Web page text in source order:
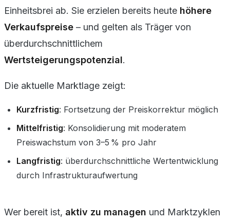
Einheitsbrei ab. Sie erzielen bereits heute höhere
Verkaufspreise – und gelten als Träger von
überdurchschnittlichem
Wertsteigerungspotenzial.
Die aktuelle Marktlage zeigt:
Kurzfristig: Fortsetzung der Preiskorrektur möglich
Mittelfristig: Konsolidierung mit moderatem
Preiswachstum von 3–5 % pro Jahr
Langfristig: überdurchschnittliche Wertentwicklung
durch Infrastrukturaufwertung
Wer bereit ist, aktiv zu managen und Marktzyklen